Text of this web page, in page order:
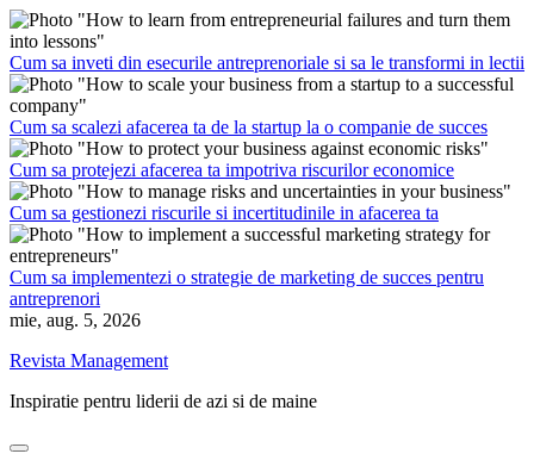
Skip
to
content
Cum sa inveti din esecurile antreprenoriale si sa le transformi in lectii
Cum sa scalezi afacerea ta de la startup la o companie de succes
Cum sa protejezi afacerea ta impotriva riscurilor economice
Cum sa gestionezi riscurile si incertitudinile in afacerea ta
Cum sa implementezi o strategie de marketing de succes pentru
antreprenori
mie, aug. 5, 2026
Revista Management
Inspiratie pentru liderii de azi si de maine